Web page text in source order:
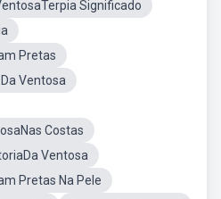
Significado
Pretas
Ventosa
Costas
Ventosa
Pretas Na Pele